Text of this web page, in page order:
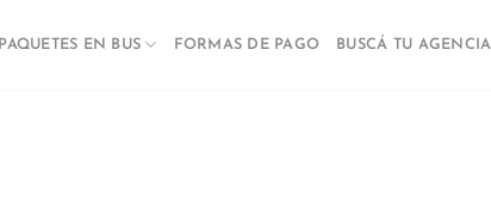
PAQUETES EN BUS FORMAS DE PAGO BUSCÁ TU AGENCIA